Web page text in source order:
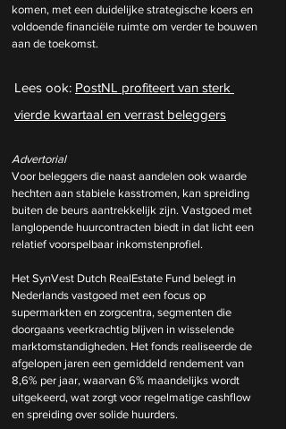
komen, met een duidelijke strategische koers en
voldoende financiële ruimte om verder te bouwen
aan de toekomst.
Lees ook: PostNL profiteert van sterk
vierde kwartaal en verrast beleggers
Advertorial
Voor beleggers die naast aandelen ook waarde
hechten aan stabiele kasstromen, kan spreiding
buiten de beurs aantrekkelijk zijn. Vastgoed met
langlopende huurcontracten biedt in dat licht een
relatief voorspelbaar inkomstenprofiel.
Het SynVest Dutch RealEstate Fund belegt in
Nederlands vastgoed met een focus op
supermarkten en zorgcentra, segmenten die
doorgaans veerkrachtig blijven in wisselende
marktomstandigheden. Het fonds realiseerde de
afgelopen jaren een gemiddeld rendement van
8,6% per jaar, waarvan 6% maandelijks wordt
uitgekeerd, wat zorgt voor regelmatige cashflow
en spreiding over solide huurders.